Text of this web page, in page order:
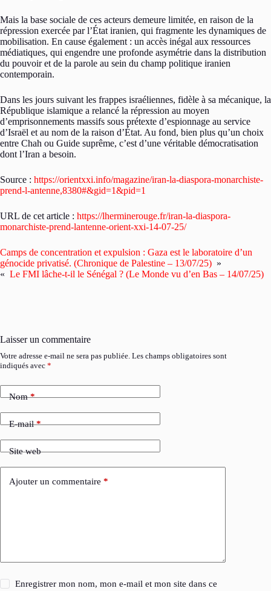
Mais la base sociale de ces acteurs demeure limitée, en raison de la
répression exercée par l’État iranien, qui fragmente les dynamiques de
mobilisation. En cause également : un accès inégal aux ressources
médiatiques, qui engendre une profonde asymétrie dans la distribution
du pouvoir et de la parole au sein du champ politique iranien
contemporain.
Dans les jours suivant les frappes israéliennes, fidèle à sa mécanique, la
République islamique a relancé la répression au moyen
d’emprisonnements massifs sous prétexte d’espionnage au service
d’Israël et au nom de la raison d’État. Au fond, bien plus qu’un choix
entre Chah ou Guide suprême, c’est d’une véritable démocratisation
dont l’Iran a besoin.
Source : https://orientxxi.info/magazine/iran-la-diaspora-monarchiste-
prend-l-antenne,8380#&gid=1&pid=1
URL de cet article : https://lherminerouge.fr/iran-la-diaspora-
monarchiste-prend-lantenne-orient-xxi-14-07-25/
Camps de concentration et expulsion : Gaza est le laboratoire d’un
génocide privatisé. (Chronique de Palestine – 13/07/25) »
« Le FMI lâche-t-il le Sénégal ? (Le Monde vu d’en Bas – 14/07/25)
Laisser un commentaire
Votre adresse e-mail ne sera pas publiée. Les champs obligatoires sont
indiqués avec *
Nom*
E-mail*
Site web
Ajouter un commentaire *
Enregistrer mon nom, mon e-mail et mon site dans ce